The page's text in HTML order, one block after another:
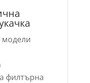
модели
филтърна